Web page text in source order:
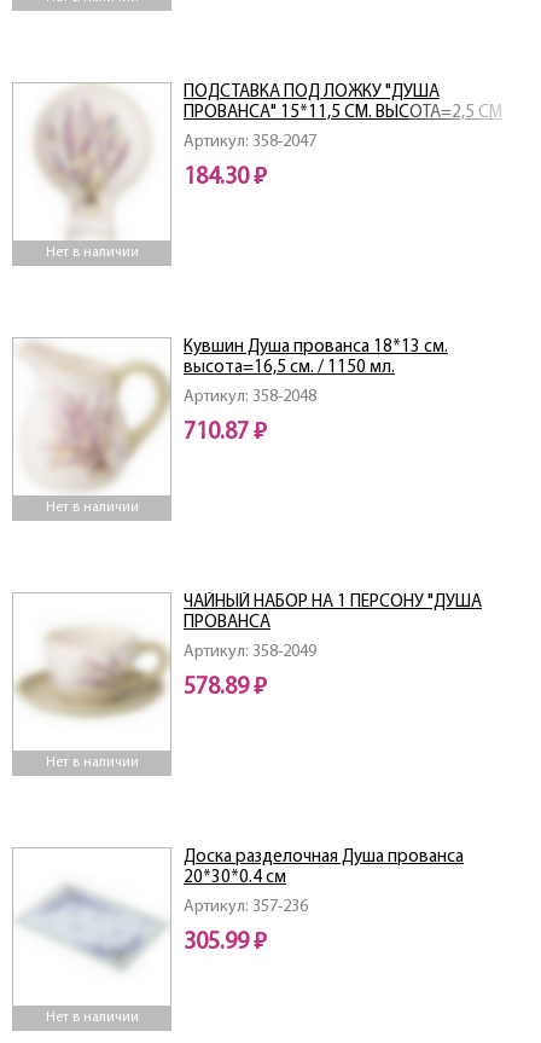
Нет в наличии
Артикул: 358-2047
ПОДСТАВКА ПОД ЛОЖКУ "ДУША
ПРОВАНСА" 15*11,5 СМ. ВЫСОТА=2,5 СМ
184.30 ₽
Нет в наличии
Артикул: 358-2048
Кувшин Душа прованса 18*13 см.
высота=16,5 см. / 1150 мл.
710.87 ₽
Нет в наличии
Артикул: 358-2049
ЧАЙНЫЙ НАБОР НА 1 ПЕРСОНУ "ДУША
ПРОВАНСА
578.89 ₽
Нет в наличии
Артикул: 357-236
Доска разделочная Душа прованса
20*30*0.4 см
305.99 ₽